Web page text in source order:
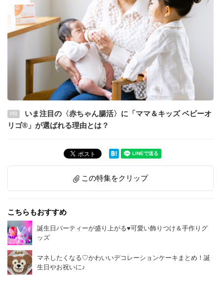
PR
いま注目の〈赤ちゃん腸活〉に「ママ＆キッズ ベビーオ
リゴ®」が選ばれる理由とは？
この特集をクリップ
こちらもおすすめ
誕生日パーティーが盛り上がる♥可愛い飾りつけ＆手作りグ
ッズ
マネしたくなる♡かわいいデコレーションケーキまとめ！誕
生日やお祝いに♪